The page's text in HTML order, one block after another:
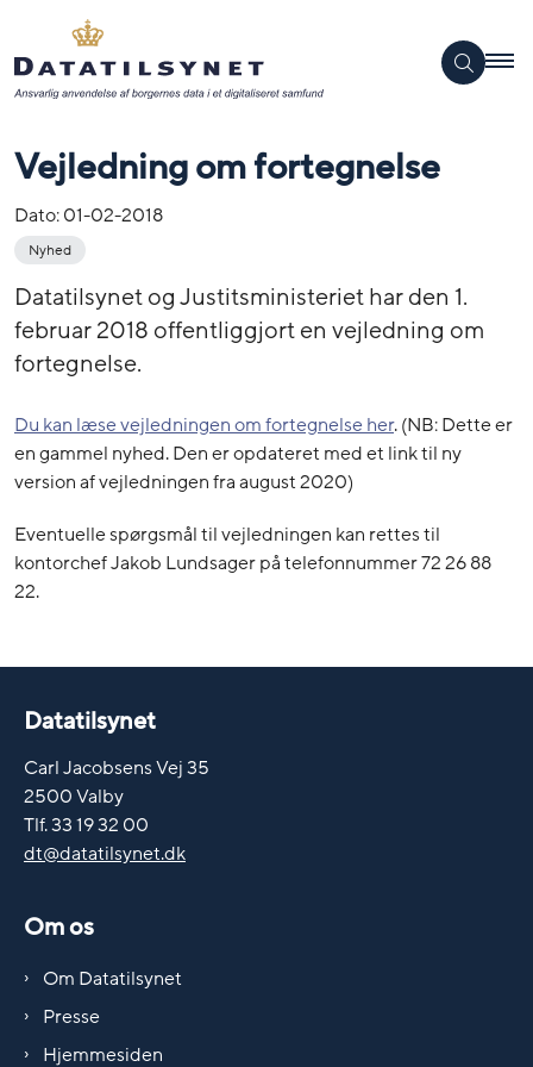
Vejledning om fortegnelse
Dato:01-02-2018
Nyhed
Datatilsynet og Justitsministeriet har den 1.
februar 2018 offentliggjort en vejledning om
fortegnelse.
Du kan læse vejledningen om fortegnelse her. (NB: Dette er
en gammel nyhed. Den er opdateret med et link til ny
version af vejledningen fra august 2020)
Eventuelle spørgsmål til vejledningen kan rettes til
kontorchef Jakob Lundsager på telefonnummer 72 26 88
22.
Datatilsynet
Carl Jacobsens Vej 35
2500 Valby
Tlf. 33 19 32 00
dt@datatilsynet.dk
Om os
Om Datatilsynet
Presse
Hjemmesiden